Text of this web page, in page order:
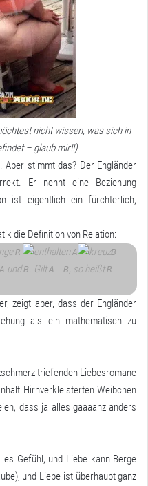
nicht wissen, was sich in
– glaub mir!!)
stimmt das? Der Engländer
Er nennt eine Beziehung
ist eigentlich ein fürchterlich,
die Definition von Relation:
R A B
A undB . GiltA =B , so heißtR
zeigt aber, dass der Engländer
als ein mathematisch zu
triefenden Liebesromane
Hirnverkleisterten Weibchen
dass ja alles gaaaanz anders
Gefühl, und Liebe kann Berge
und Liebe ist überhaupt ganz